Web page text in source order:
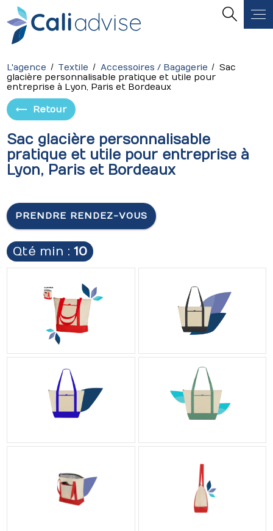
L'agence Textile Accessoires / Bagagerie
Sac
glacière personnalisable pratique et utile pour
entreprise à Lyon, Paris et Bordeaux
Retour
Sac glacière personnalisable
pratique et utile pour entreprise à
Lyon, Paris et Bordeaux
PRENDRE RENDEZ-VOUS
Qté min :10
Panneau de gestion des cookies